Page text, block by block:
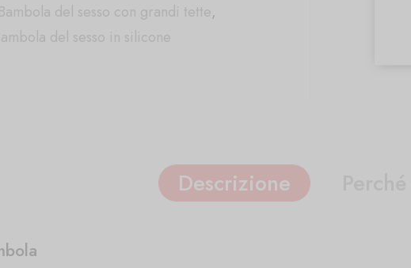
Bambola del sesso con grandi tette,
del sesso in silicone
Descrizione